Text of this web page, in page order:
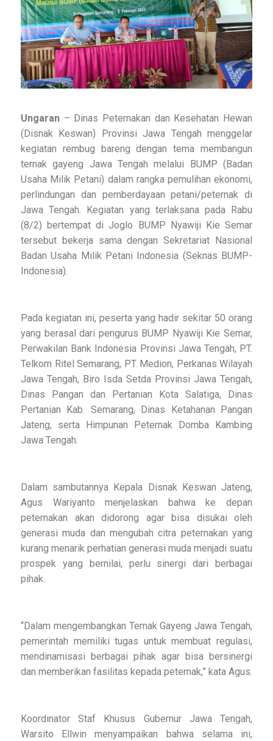
Ungaran – Dinas Peternakan dan Kesehatan Hewan
(Disnak Keswan) Provinsi Jawa Tengah menggelar
kegiatan rembug bareng dengan tema membangun
ternak gayeng Jawa Tengah melalui BUMP (Badan
Usaha Milik Petani) dalam rangka pemulihan ekonomi,
perlindungan dan pemberdayaan petani/peternak di
Jawa Tengah. Kegiatan yang terlaksana pada Rabu
(8/2) bertempat di Joglo BUMP Nyawiji Kie Semar
tersebut bekerja sama dengan Sekretariat Nasional
Badan Usaha Milik Petani Indonesia (Seknas BUMP-
Indonesia).
Pada kegiatan ini, peserta yang hadir sekitar 50 orang
yang berasal dari pengurus BUMP Nyawiji Kie Semar,
Perwakilan Bank Indonesia Provinsi Jawa Tengah, PT.
Telkom Ritel Semarang, PT. Medion, Perkanas Wilayah
Jawa Tengah, Biro Isda Setda Provinsi Jawa Tengah,
Dinas Pangan dan Pertanian Kota Salatiga, Dinas
Pertanian Kab. Semarang, Dinas Ketahanan Pangan
Jateng, serta Himpunan Peternak Domba Kambing
Jawa Tengah.
Dalam sambutannya Kepala Disnak Keswan Jateng,
Agus Wariyanto menjelaskan bahwa ke depan
peternakan akan didorong agar bisa disukai oleh
generasi muda dan mengubah citra peternakan yang
kurang menarik perhatian generasi muda menjadi suatu
prospek yang bernilai, perlu sinergi dari berbagai
pihak.
“Dalam mengembangkan Ternak Gayeng Jawa Tengah,
pemerintah memiliki tugas untuk membuat regulasi,
mendinamisasi berbagai pihak agar bisa bersinergi
dan memberikan fasilitas kepada peternak,” kata Agus.
Koordinator Staf Khusus Gubernur Jawa Tengah,
Warsito Ellwin menyampaikan bahwa selama ini,